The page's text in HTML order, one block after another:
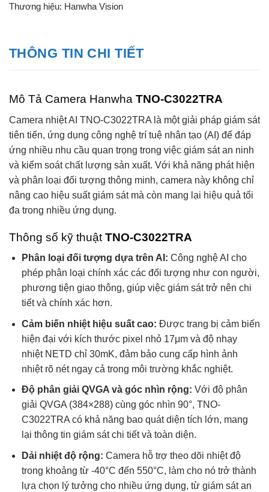
Thương hiệu: Hanwha Vision
THÔNG TIN CHI TIẾT
Mô Tả Camera Hanwha TNO-C3022TRA
Camera nhiệt AI TNO-C3022TRA là một giải pháp giám sát
tiên tiến, ứng dụng công nghệ trí tuệ nhân tạo (AI) để đáp
ứng nhiều nhu cầu quan trọng trong việc giám sát an ninh
và kiểm soát chất lượng sản xuất. Với khả năng phát hiện
và phân loại đối tượng thông minh, camera này không chỉ
nâng cao hiệu suất giám sát mà còn mang lại hiệu quả tối
đa trong nhiều ứng dụng.
Thông số kỹ thuật TNO-C3022TRA
Phân loại đối tượng dựa trên AI: Công nghệ AI cho
phép phân loại chính xác các đối tượng như con người,
phương tiện giao thông, giúp việc giám sát trở nên chi
tiết và chính xác hơn.
Cảm biến nhiệt hiệu suất cao: Được trang bị cảm biến
hiện đại với kích thước pixel nhỏ 17μm và độ nhạy
nhiệt NETD chỉ 30mK, đảm bảo cung cấp hình ảnh
nhiệt rõ nét ngay cả trong môi trường khắc nghiệt.
Độ phân giải QVGA và góc nhìn rộng: Với độ phân
giải QVGA (384×288) cùng góc nhìn 90°, TNO-
C3022TRA có khả năng bao quát diện tích lớn, mang
lại thông tin giám sát chi tiết và toàn diện.
Dải nhiệt độ rộng: Camera hỗ trợ theo dõi nhiệt độ
trong khoảng từ -40°C đến 550°C, làm cho nó trở thành
lựa chọn lý tưởng cho nhiều ứng dụng, từ giám sát an